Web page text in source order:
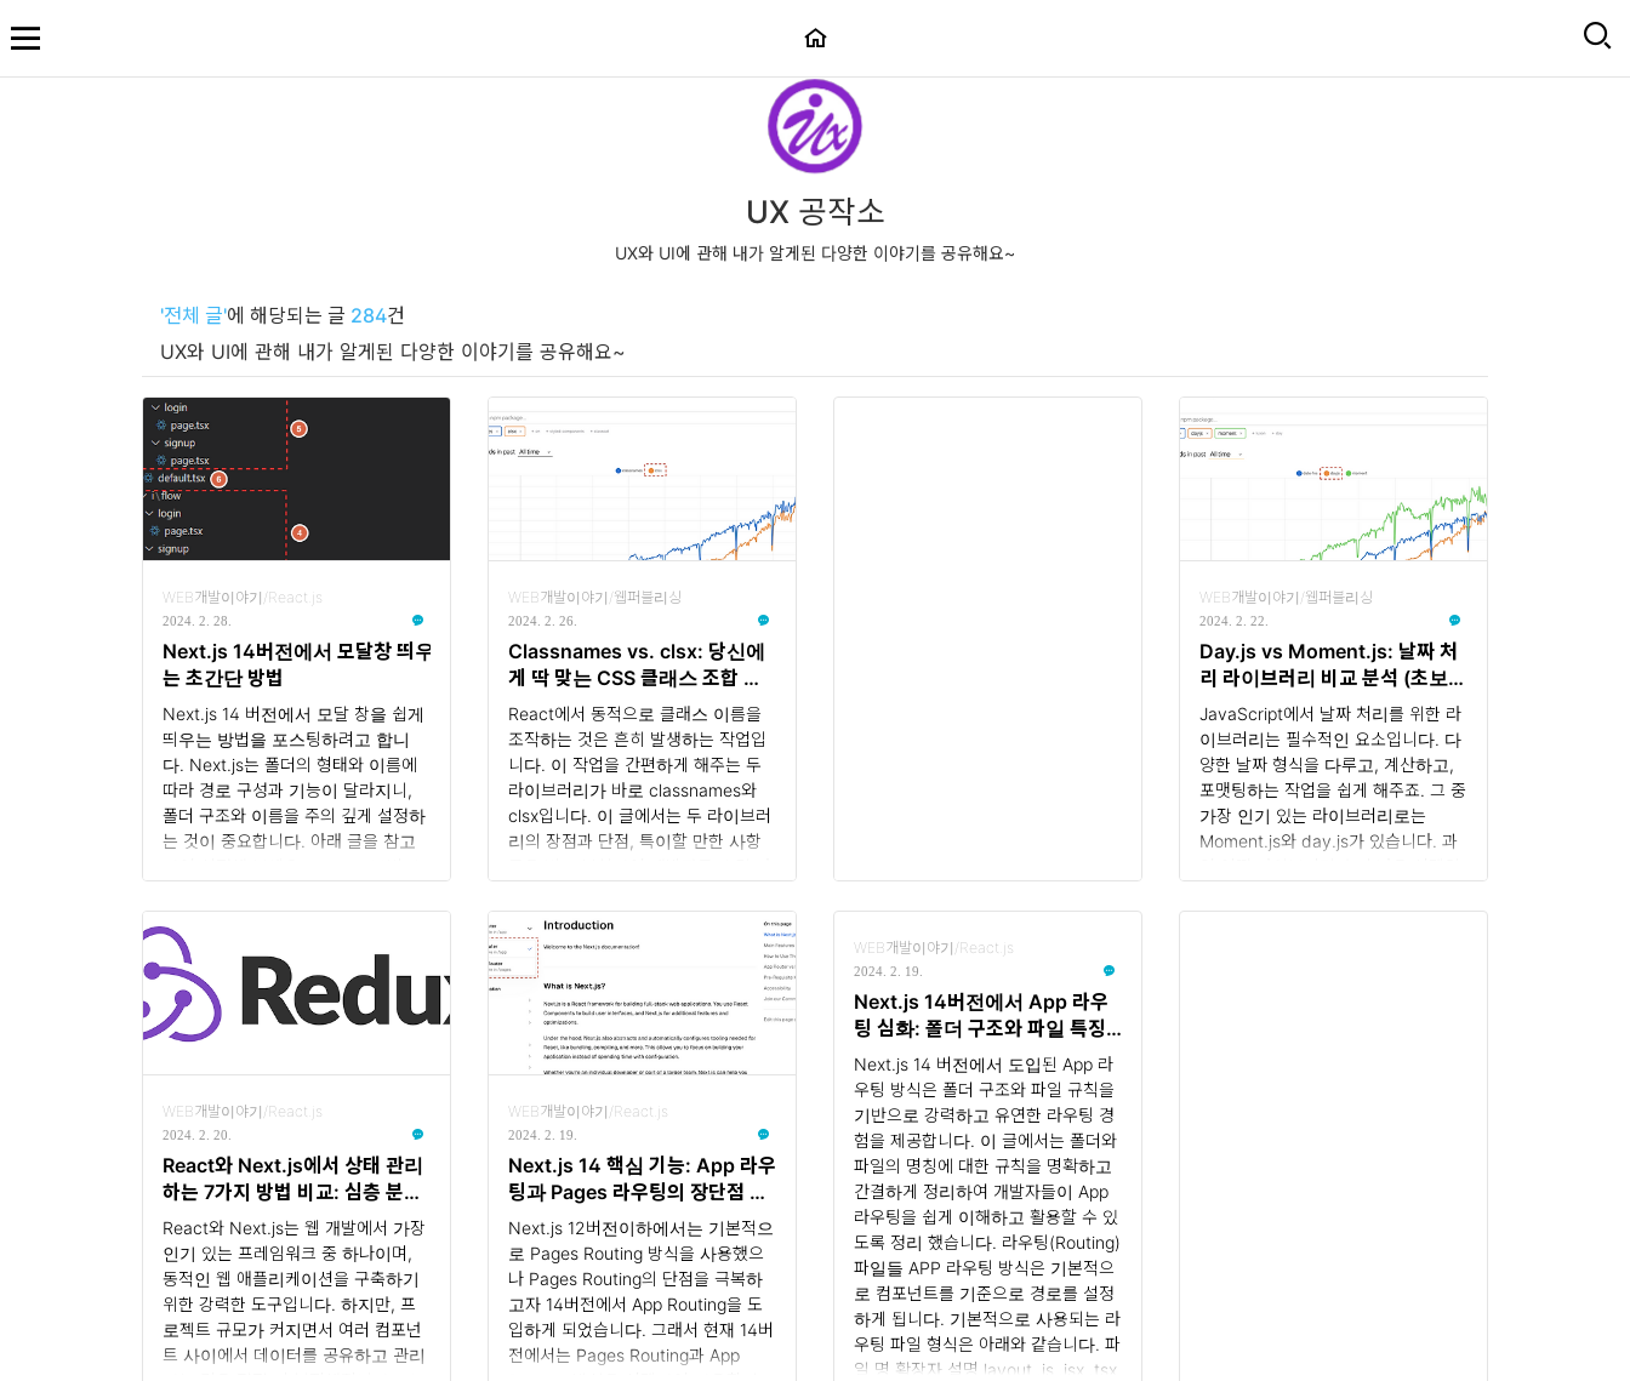
문
바
UX 공작소
UX와 UI에 관해 내가 알게된 다양한 이야기를 공유해요~
'전체 글'에 해당되는 글 284건
UX와 UI에 관해 내가 알게된 다양한 이야기를 공유해요~
WEB개발이야기/React.js
2024. 2. 28.
Next.js 14버전에서 모달창 띄우
는 초간단 방법
Next.js 14 버전에서 모달 창을 쉽게
띄우는 방법을 포스팅하려고 합니
다. Next.js는 폴더의 형태와 이름에
따라 경로 구성과 기능이 달라지니,
폴더 구조와 이름을 주의 깊게 설정하
는 것이 중요합니다. 아래 글을 참고
파일 특징 완벽 가이드 모달 창을 띄우
기 위한 기술 Next 14버전에서 모달
을 띄우기 위한 핵심기술로 패러랠
라우트와 인터셉트 라우트가 있습니
다. 일반적으로 모달을 구현하기 위
해 다음과 같은 폴더 구조를 사용합
니다. └── app ├── @modal
(.)flow │ │ └── page.js │
└── ... └── ... 패러랠 라우트
개념 하나의 layou..
WEB개발이야기/웹퍼블리싱
2024. 2. 26.
Classnames vs. clsx: 당신에
게 딱 맞는 CSS 클래스 조합 도구
는?
React에서 동적으로 클래스 이름을
조작하는 것은 흔히 발생하는 작업입
니다. 이 작업을 간편하게 해주는 두
라이브러리가 바로 classnames와
clsx입니다. 이 글에서는 두 라이브러
리의 장점과 단점, 특이할 만한 사항
게 선택하는 데 도움을 드리고자 합니
다. 또한 그 중에서 최근에 더 곽광을
받고 있는 clsx에 대해서 자세히 살펴
보겠습니다. 1. Classnames
classnames는 클래스 이름을 조합하
고 조건부로 적용하는 데 사용되는 유
틸리티 라이브러리입니다. 다음과 같
API: classnames는 객체 형식으로
클래스 이름을 정의하여 간결하고 직
관적인 코드를 작성할 수 있도록 합니
다...
WEB개발이야기/웹퍼블리싱
2024. 2. 22.
Day.js vs Moment.js: 날짜 처
리 라이브러리 비교 분석 (초보자
를 위한 가이드)
JavaScript에서 날짜 처리를 위한 라
이브러리는 필수적인 요소입니다. 다
양한 날짜 형식을 다루고, 계산하고,
포맷팅하는 작업을 쉽게 해주죠. 그 중
가장 인기 있는 라이브러리로는
Moment.js와 day.js가 있습니다. 과
Moment.js 크기 (gzip) 2.1KB
WEB개발이야기/React.js
2024. 2. 20.
React와 Next.js에서 상태 관리
하는 7가지 방법 비교: 심층 분석
및 실제 사례
React와 Next.js는 웹 개발에서 가장
인기 있는 프레임워크 중 하나이며,
동적인 웹 애플리케이션을 구축하기
위한 강력한 도구입니다. 하지만, 프
로젝트 규모가 커지면서 여러 컴포넌
트 사이에서 데이터를 공유하고 관리
WEB개발이야기/React.js
2024. 2. 19.
Next.js 14 핵심 기능: App 라우
팅과 Pages 라우팅의 장단점 비
교
Next.js 12버전이하에서는 기본적으
로 Pages Routing 방식을 사용했으
나 Pages Routing의 단점을 극복하
고자 14버전에서 App Routing을 도
입하게 되었습니다. 그래서 현재 14버
전에서는 Pages Routing과 App
WEB개발이야기/React.js
2024. 2. 19.
Next.js 14버전에서 App 라우
팅 심화: 폴더 구조와 파일 특징
완벽 가이드
Next.js 14 버전에서 도입된 App 라
우팅 방식은 폴더 구조와 파일 규칙을
기반으로 강력하고 유연한 라우팅 경
험을 제공합니다. 이 글에서는 폴더와
파일의 명칭에 대한 규칙을 명확하고
간결하게 정리하여 개발자들이 App
라우팅을 쉽게 이해하고 활용할 수 있
도록 정리 했습니다. 라우팅(Routing)
파일들 APP 라우팅 방식은 기본적으
로 컴포넌트를 기준으로 경로를 설정
하게 됩니다. 기본적으로 사용되는 라
우팅 파일 형식은 아래와 같습니다. 파
일 명 확장자 설명 layout .js .jsx .tsx